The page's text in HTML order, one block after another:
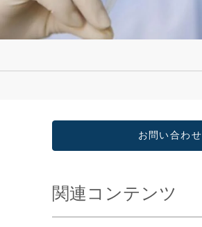
お問い合わせ
関連コンテンツ